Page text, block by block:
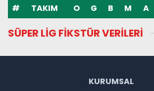
# TAKIM O G B M A
SÜPER LIG FİKSTÜR VERİLERİ
KURUMSAL